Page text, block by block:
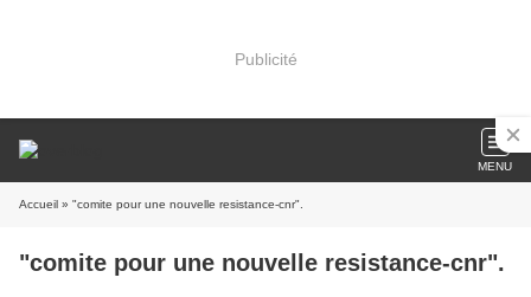
Publicité
MENU
Accueil » "comite pour une nouvelle resistance-cnr".
"comite pour une nouvelle resistance-cnr".